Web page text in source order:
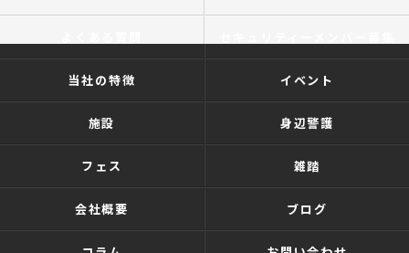
当社の特徴 イベント
施設 身辺警護
フェス 雑踏
会社概要 ブログ